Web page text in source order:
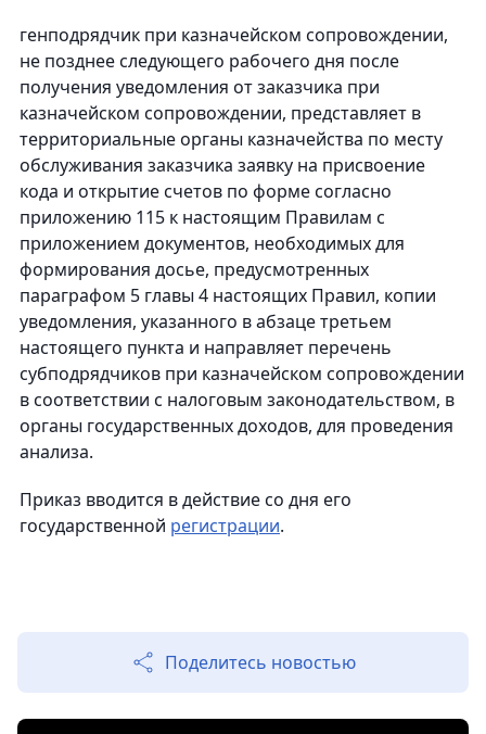
генподрядчик при казначейском сопровождении,
не позднее следующего рабочего дня после
получения уведомления от заказчика при
казначейском сопровождении, представляет в
территориальные органы казначейства по месту
обслуживания заказчика заявку на присвоение
кода и открытие счетов по форме согласно
приложению 115 к настоящим Правилам с
приложением документов, необходимых для
формирования досье, предусмотренных
параграфом 5 главы 4 настоящих Правил, копии
уведомления, указанного в абзаце третьем
настоящего пункта и направляет перечень
субподрядчиков при казначейском сопровождении
в соответствии с налоговым законодательством, в
органы государственных доходов, для проведения
анализа.
Приказ вводится в действие со дня его
государственной регистрации.
Поделитесь новостью